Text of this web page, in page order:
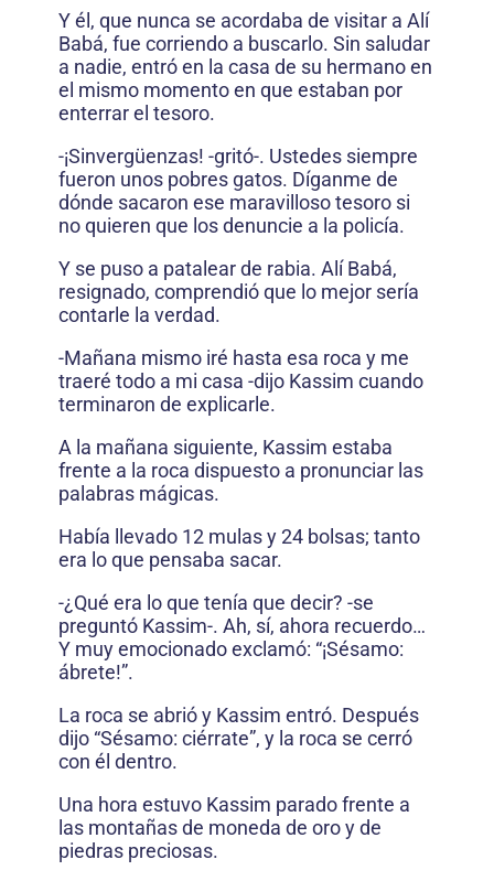
Y él, que nunca se acordaba de visitar a Alí
Babá, fue corriendo a buscarlo. Sin saludar
a nadie, entró en la casa de su hermano en
el mismo momento en que estaban por
enterrar el tesoro.
-¡Sinvergüenzas! -gritó-. Ustedes siempre
fueron unos pobres gatos. Díganme de
dónde sacaron ese maravilloso tesoro si
no quieren que los denuncie a la policía.
Y se puso a patalear de rabia. Alí Babá,
resignado, comprendió que lo mejor sería
contarle la verdad.
-Mañana mismo iré hasta esa roca y me
traeré todo a mi casa -dijo Kassim cuando
terminaron de explicarle.
A la mañana siguiente, Kassim estaba
frente a la roca dispuesto a pronunciar las
palabras mágicas.
Había llevado 12 mulas y 24 bolsas; tanto
era lo que pensaba sacar.
-¿Qué era lo que tenía que decir? -se
preguntó Kassim-. Ah, sí, ahora recuerdo…
Y muy emocionado exclamó: “¡Sésamo:
ábrete!”.
La roca se abrió y Kassim entró. Después
dijo “Sésamo: ciérrate”, y la roca se cerró
con él dentro.
Una hora estuvo Kassim parado frente a
las montañas de moneda de oro y de
piedras preciosas.